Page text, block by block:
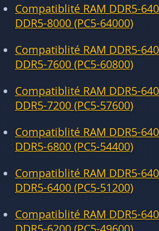
Compatiblité RAM DDR5-
DDR5-8000 (PC5-64000)
Compatiblité RAM DDR5-
DDR5-7600 (PC5-60800)
Compatiblité RAM DDR5-
DDR5-7200 (PC5-57600)
Compatiblité RAM DDR5-
DDR5-6800 (PC5-54400)
Compatiblité RAM DDR5-
DDR5-6400 (PC5-51200)
Compatiblité RAM DDR5-